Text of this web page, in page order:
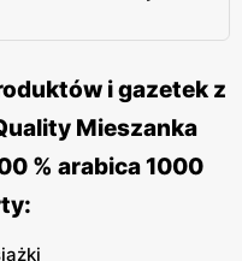
i gazetek z
Mieszanka
% arabica 1000